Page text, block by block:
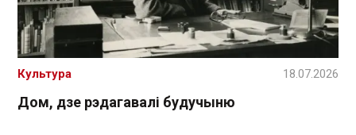
Дом, дзе рэдагавалі будучыню
Культура 18.07.2026